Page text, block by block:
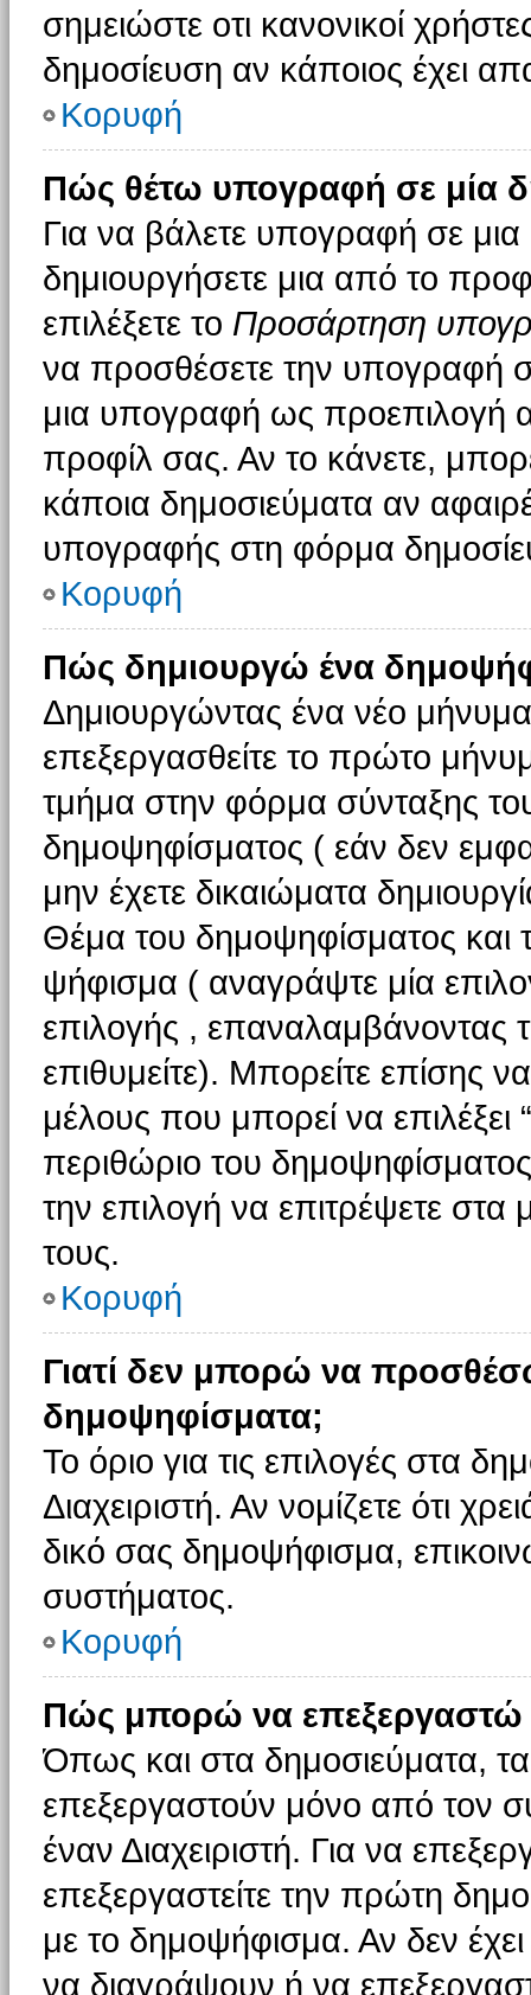
σημειώστε οτι κανονικοί
δημοσίευση αν κάποιος έχει
Κορυφή
Πώς θέτω υπογραφή σε μία
Για να βάλετε υπογραφή σε
δημιουργήσετε μια από το
επιλέξετε το Προσάρτηση
να προσθέσετε την υπογραφή
μια υπογραφή ως προεπιλογή
προφίλ σας. Αν το κάνετε,
κάποια δημοσιεύματα αν
υπογραφής στη φόρμα
Κορυφή
Πώς δημιουργώ ένα
Δημιουργώντας ένα νέο
επεξεργασθείτε το πρώτο
τμήμα στην φόρμα σύνταξης
δημοψηφίσματος ( εάν δεν
μην έχετε δικαιώματα
Θέμα του δημοψηφίσματος και
ψήφισμα ( αναγράψτε μία
επιλογής , επαναλαμβάνοντας
επιθυμείτε). Μπορείτε επίσης
μέλους που μπορεί να επιλέξει
περιθώριο του
την επιλογή να επιτρέψετε στα
τους.
Κορυφή
Γιατί δεν μπορώ να
δημοψηφίσματα;
Το όριο για τις επιλογές στα
Διαχειριστή. Αν νομίζετε ότι
δικό σας δημοψήφισμα,
συστήματος.
Κορυφή
Πώς μπορώ να
Όπως και στα δημοσιεύματα,
επεξεργαστούν μόνο από τον
έναν Διαχειριστή. Για να
επεξεργαστείτε την πρώτη
με το δημοψήφισμα. Αν δεν
να διαγράψουν ή να